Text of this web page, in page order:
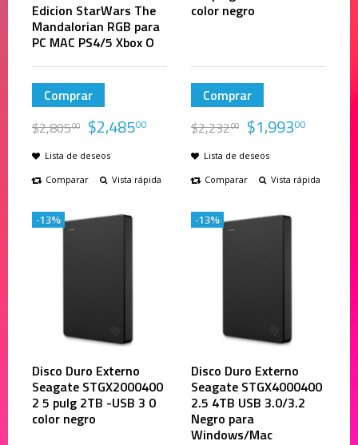
Edicion StarWars The
Mandalorian RGB para
PC MAC PS4/5 Xbox O
Comprar
$2,80500 $2,48500
Lista de deseos
Comparar
Vista rápida
color negro
Comprar
$2,23200 $1,99300
Lista de deseos
Comparar
Vista rápida
Disco Duro Externo
Seagate STGX2000400
2 5 pulg 2TB -USB 3 0
color negro
-13%
Disco Duro Externo
Seagate STGX4000400
2.5 4TB USB 3.0/3.2
Negro para
Windows/Mac
-13%